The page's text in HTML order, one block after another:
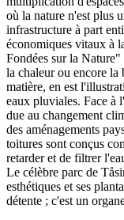
où la nature n'est plus
infrastructure à part
économiques vitaux à
Fondées sur la
la chaleur ou encore la
matière, en est
eaux pluviales. Face à
due au changement
des aménagements
toitures sont conçus
retarder et de filtrer
Le célèbre parc de
esthétiques et ses
détente ; c'est un